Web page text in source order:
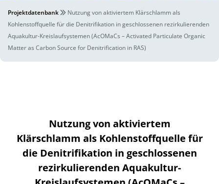
Projektdatenbank
Nutzung von aktiviertem Klärschlamm als
Kohlenstoffquelle für die Denitrifikation in geschlossenen rezirkulierenden
Aquakultur-Kreislaufsystemen (AcOMaCs – Activated Particulate Organic
Matter as Carbon Source for Denitrification in RAS)
Nutzung von aktiviertem
Klärschlamm als Kohlenstoffquelle für
die Denitrifikation in geschlossenen
rezirkulierenden Aquakultur-